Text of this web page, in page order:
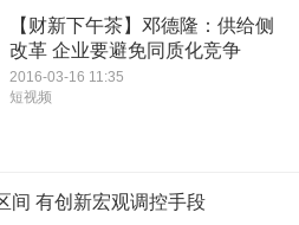
【财新下午茶】邓德隆：供给侧
改革 企业要避免同质化竞争
2016-03-16 11:35
短视频
间 有创新宏观调控手段